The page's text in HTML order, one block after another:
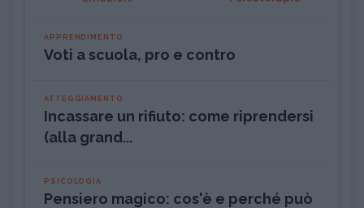
APPRENDIMENTO
Voti a scuola, pro e contro
ATTEGGIAMENTO
Incassare un rifiuto: come riprendersi
(alla grand...
PSICOLOGIA
Pensiero magico: cos'è e perché può